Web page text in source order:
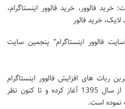
فالوور، خرید فالوور اینستاگرام،
لایک، خرید فالور
فالوور اینستاگرام” پنجمین سایت
ربات های افزایش فالوور اینستاگرام
است که فعالیت های خود را از سال 1395 آغاز کرده و تا کنون نظر
نموده است.